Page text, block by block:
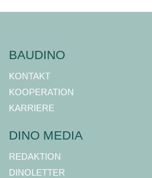
BAUDINO
KONTAKT
KOOPERATION
KARRIERE
DINO MEDIA
REDAKTION
DINOLETTER